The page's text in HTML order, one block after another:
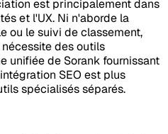
est principalement dans
et l'UX. Ni n'aborde la
ou le suivi de classement,
des outils
unifiée de Sorank fournissant
SEO est plus
spécialisés séparés.